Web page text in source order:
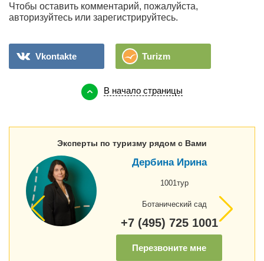
Чтобы оставить комментарий, пожалуйста,
авторизуйтесь или зарегистрируйтесь.
Vkontakte Turizm
В начало страницы
Эксперты по туризму рядом с Вами
Дербина Ирина
1001тур
Ботанический сад
+7 (495) 725 1001
Перезвоните мне